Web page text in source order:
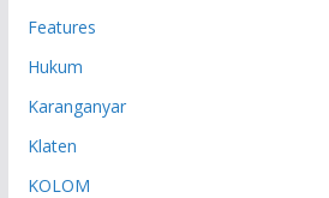
Features
Hukum
Karanganyar
Klaten
KOLOM